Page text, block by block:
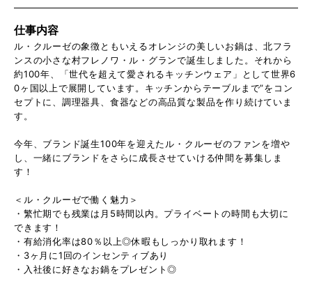
仕事内容
ル・クルーゼの象徴ともいえるオレンジの美しいお鍋は、北フラ
ンスの小さな村フレノワ・ル・グランで誕生しました。それから
約100年、「世代を超えて愛されるキッチンウェア」として世界6
0ヶ国以上で展開しています。キッチンからテーブルまで”をコン
セプトに、調理器具、食器などの高品質な製品を作り続けていま
す。
今年、ブランド誕生100年を迎えたル・クルーゼのファンを増や
し、一緒にブランドをさらに成長させていける仲間を募集しま
す！
＜ル・クルーゼで働く魅力＞
・繁忙期でも残業は月5時間以内。プライベートの時間も大切に
できます！
・有給消化率は80％以上◎休暇もしっかり取れます！
・3ヶ月に1回のインセンティブあり
・入社後に好きなお鍋をプレゼント◎